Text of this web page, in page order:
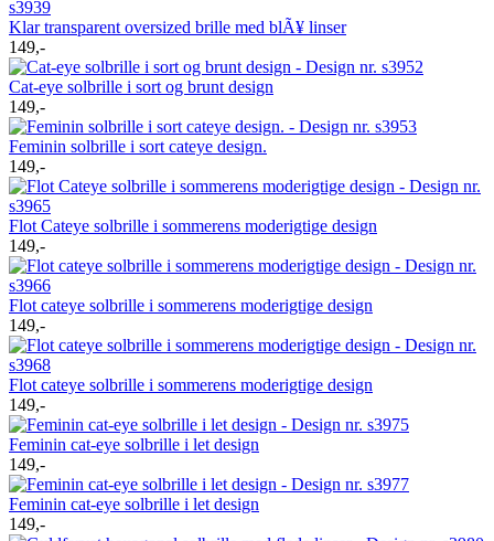
Klar transparent oversized brille med blÃ¥ linser
149,-
Cat-eye solbrille i sort og brunt design
149,-
Feminin solbrille i sort cateye design.
149,-
Flot Cateye solbrille i sommerens moderigtige design
149,-
Flot cateye solbrille i sommerens moderigtige design
149,-
Flot cateye solbrille i sommerens moderigtige design
149,-
Feminin cat-eye solbrille i let design
149,-
Feminin cat-eye solbrille i let design
149,-